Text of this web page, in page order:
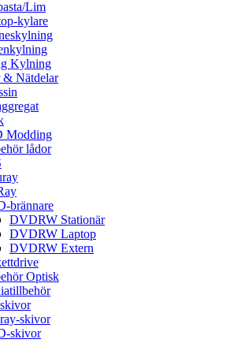
Lim
kylare
Kylning
& Nätdelar
Modding
lådor
brännare
DVDRW Stationär
DVDRW Laptop
DVDRW Extern
Optisk
skivor
skivor